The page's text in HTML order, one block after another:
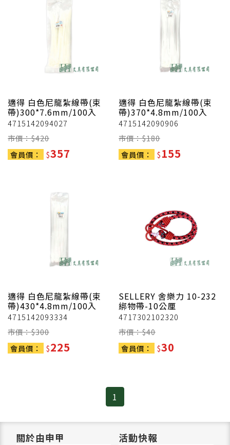
適得 白色尼龍紮線帶(束
帶)300*7.6mm/100入
4715142094027
市價：$420
會員價：
$357
適得 白色尼龍紮線帶(束
帶)370*4.8mm/100入
4715142090906
市價：$180
會員價：
$155
適得 白色尼龍紮線帶(束
帶)430*4.8mm/100入
4715142093334
市價：$300
會員價：
$225
SELLERY 舍樂力 10-232
綁物帶-10公厘
4717302102320
市價：$40
會員價：
$30
1
關於由申甲 活動快報